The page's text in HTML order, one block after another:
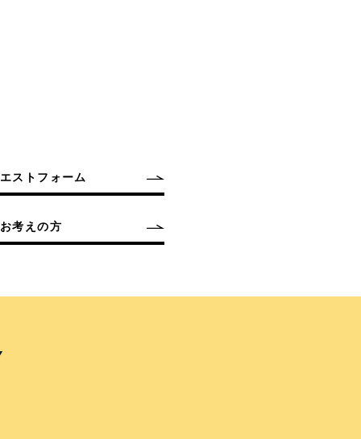
ストフォーム
考えの方